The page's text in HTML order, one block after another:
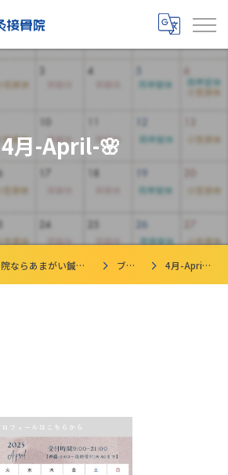
4月-April-🌸
栃木県小山市の接骨院ならあまがい鍼灸接骨院 ブログ 4月-April-🌸